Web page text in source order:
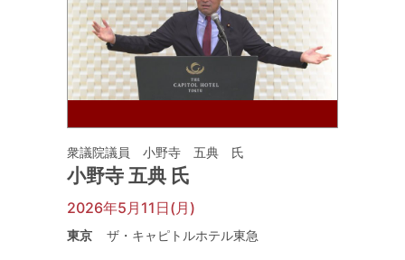
衆議院議員 小野寺 五典 氏
小野寺 五典 氏
2026年5月11日(月)
東京 ザ・キャピトルホテル東急